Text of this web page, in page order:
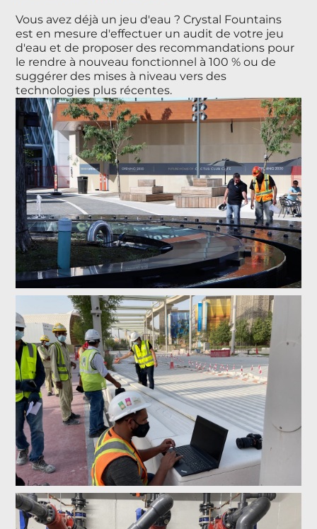
Vous avez déjà un jeu d'eau ? Crystal Fountains
est en mesure d'effectuer un audit de votre jeu
d'eau et de proposer des recommandations pour
le rendre à nouveau fonctionnel à 100 % ou de
suggérer des mises à niveau vers des
technologies plus récentes.